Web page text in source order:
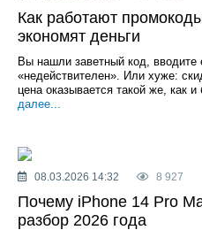
Как работают
экономят деньги
Вы нашли заветный код, вводите
«недействителен». Или хуже:
цена оказывается такой же, как
далее...
08.03.2026 14:32 8 927
Почему iPhone 14 Pro
разбор 2026 года